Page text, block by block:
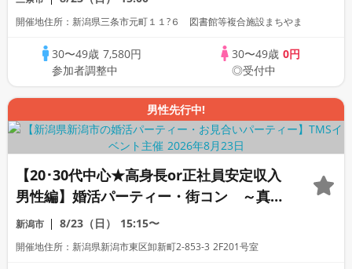
開催地住所：新潟県三条市元町１１?６ 図書館等複合施設まちやま
30〜49歳 7,580円
参加者調整中
30〜49歳 0円
◎受付中
男性先行中!
【20･30代中心★高身長or正社員安定収入
男性編】婚活パーティー・街コン ～真剣
な出会い～
新潟市 8/23（日） 15:15〜
開催地住所：新潟県新潟市東区卸新町2-853-3 2F201号室